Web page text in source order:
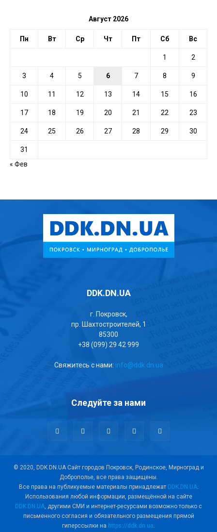
Август 2026
Пн Вт Ср Чт Пт Сб Вс
1 2
3 4 5 6 7 8 9
10 11 12 13 14 15 16
17 18 19 20 21 22 23
24 25 26 27 28 29 30
31
« Фев
DDK.DN.UA
г. Покровск,
пр. Шахтостроителей, 1
85300
+38 (099) 29 42 999
Свяжитесь с нами: info@ddk.dn.ua
Следуйте за нами
© 2020, DDK.DN.UA Сайт городов Покровск, Родинское, Мирноград и
Доброполье, все права защищены.
Все права на публикуемые материалы принадлежат DDK.DN.UA.
Использования любой информации, размещённой на сайте
DDK.DN.UA , другими СМИ и интернет-ресурсами возможно только с
письменного согласия и обязательного размещения прямой
гиперссылки на https://ddk.dn.ua